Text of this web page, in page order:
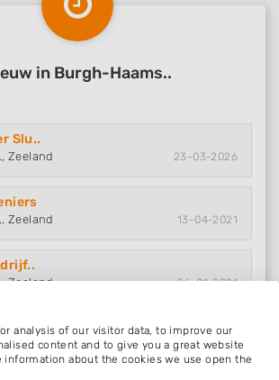
in Burgh-Haams..
Slu..
Zeeland 23-03-2026
Zeeland 13-04-2021
Zeeland 26-01-2021
analysis of our visitor data, to improve our
content and to give you a great website
information about the cookies we use open the